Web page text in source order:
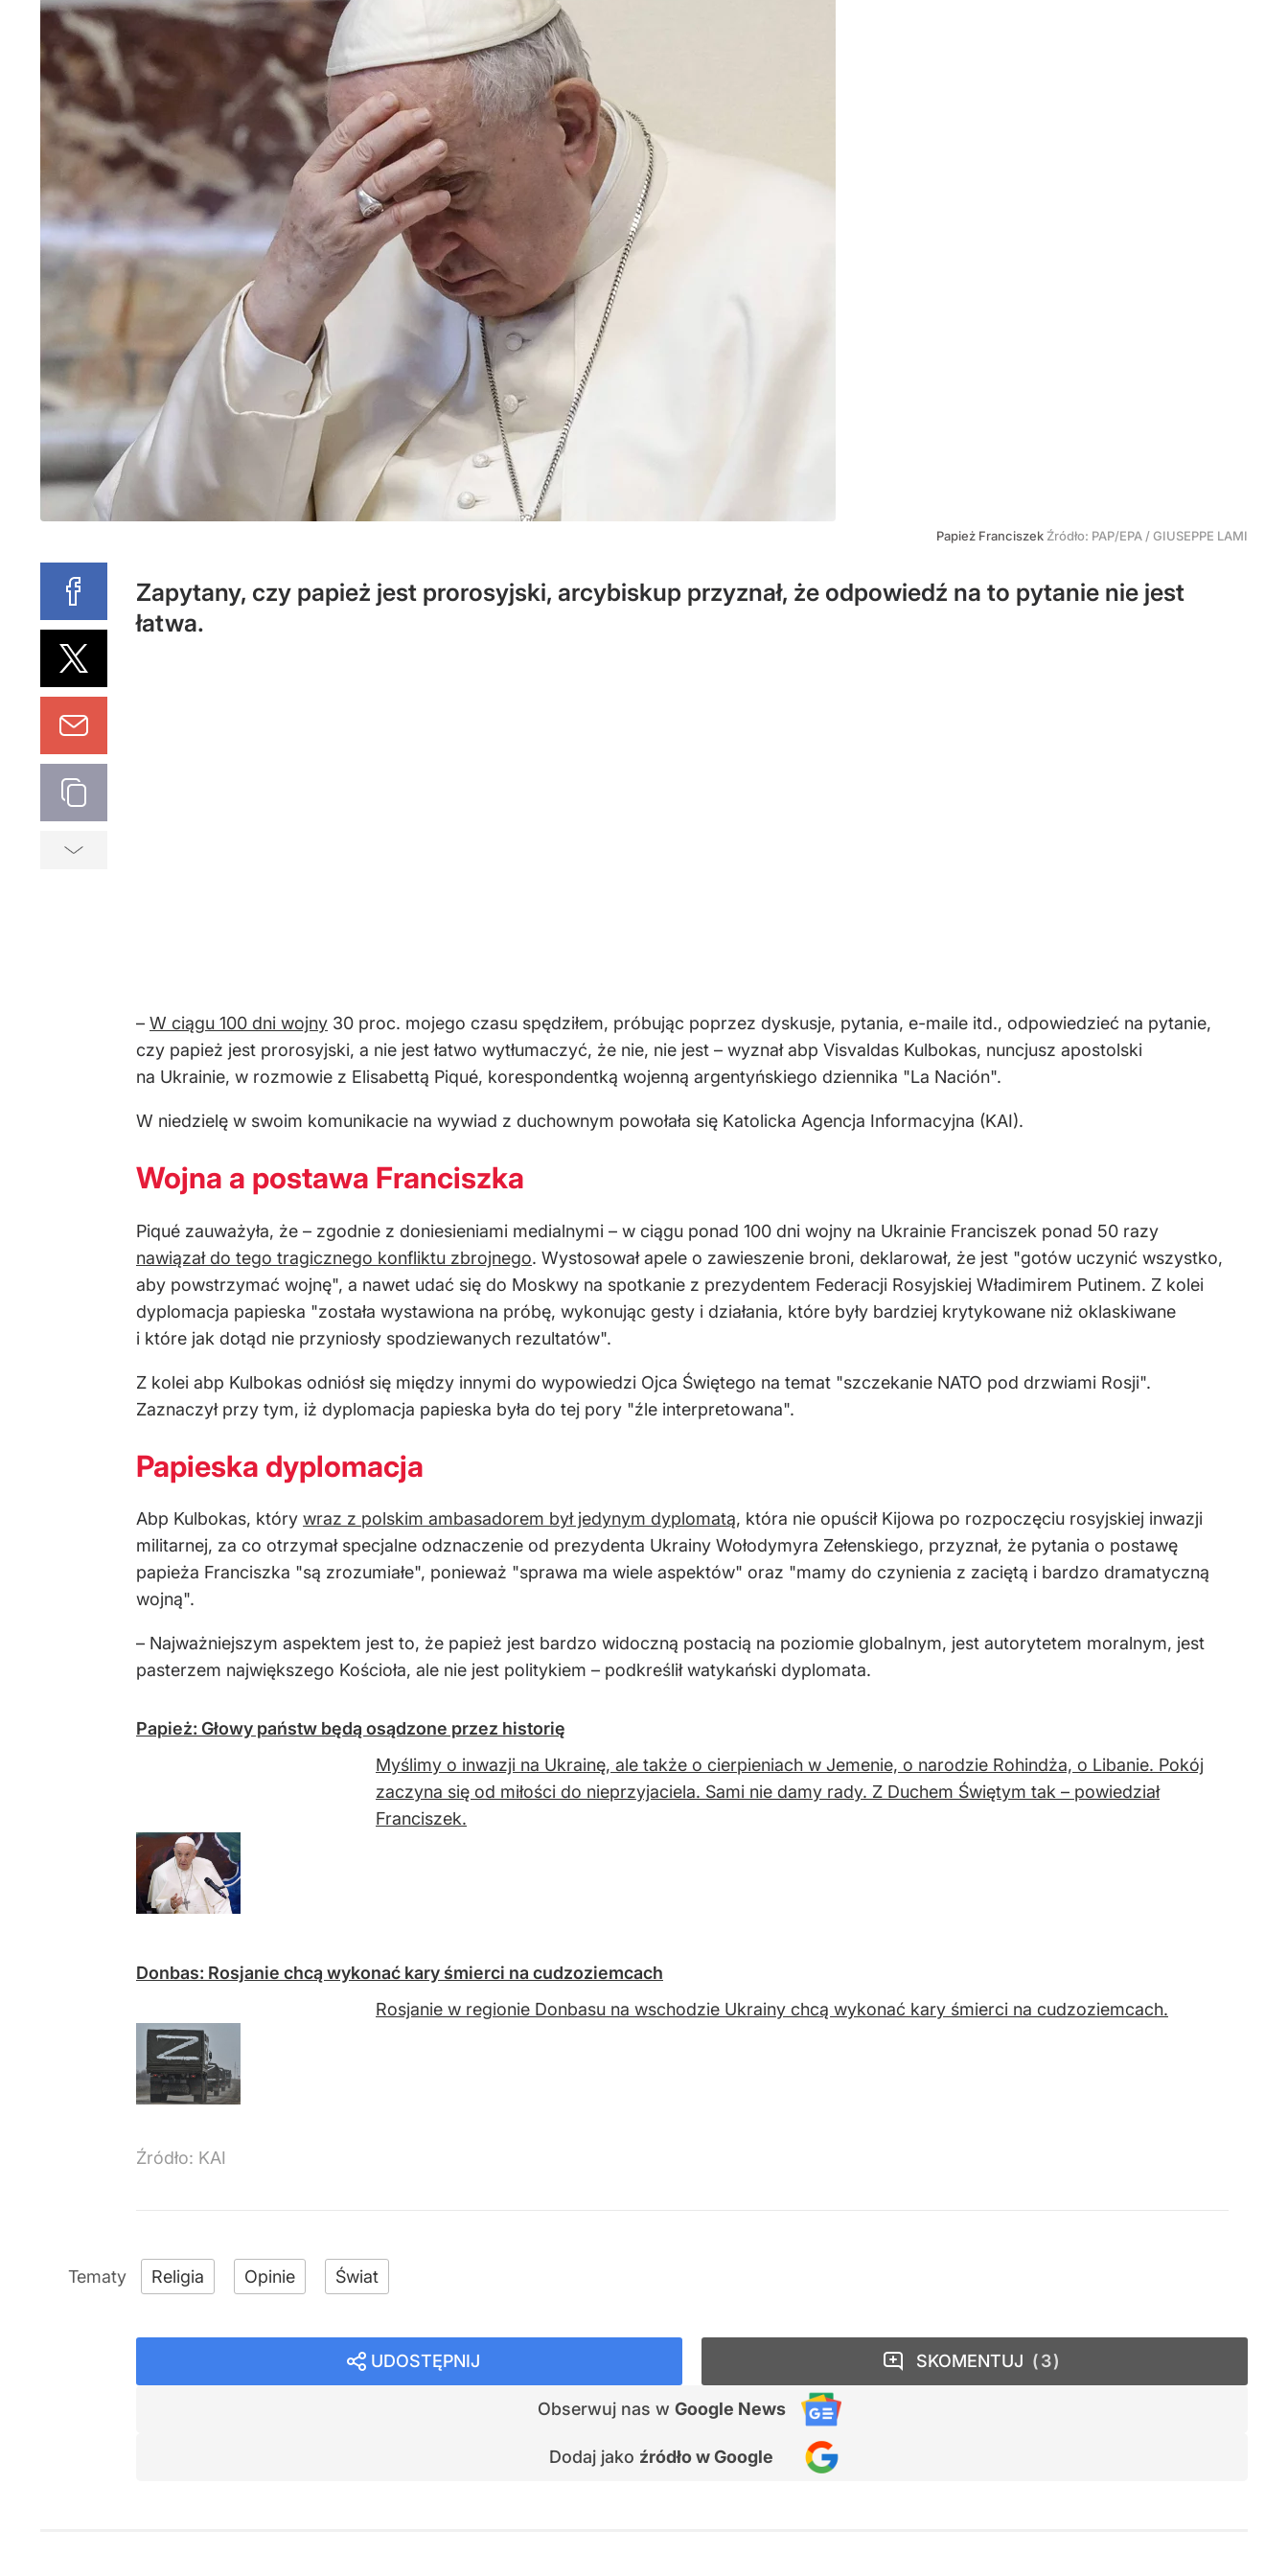
Papież Franciszek Źródło: PAP/EPA /GIUSEPPE LAMI
Zapytany, czy papież jest prorosyjski, arcybiskup przyznał, że odpowiedź na to pytanie nie jest
łatwa.
– W ciągu 100 dni wojny 30 proc. mojego czasu spędziłem, próbując poprzez dyskusje, pytania, e-maile itd., odpowiedzieć na pytanie,
czy papież jest prorosyjski, a nie jest łatwo wytłumaczyć, że nie, nie jest – wyznał abp Visvaldas Kulbokas, nuncjusz apostolski
na Ukrainie, w rozmowie z Elisabettą Piqué, korespondentką wojenną argentyńskiego dziennika "La Nación".
W niedzielę w swoim komunikacie na wywiad z duchownym powołała się Katolicka Agencja Informacyjna (KAI).
Wojna a postawa Franciszka
Piqué zauważyła, że – zgodnie z doniesieniami medialnymi – w ciągu ponad 100 dni wojny na Ukrainie Franciszek ponad 50 razy
nawiązał do tego tragicznego konfliktu zbrojnego. Wystosował apele o zawieszenie broni, deklarował, że jest "gotów uczynić wszystko,
aby powstrzymać wojnę", a nawet udać się do Moskwy na spotkanie z prezydentem Federacji Rosyjskiej Władimirem Putinem. Z kolei
dyplomacja papieska "została wystawiona na próbę, wykonując gesty i działania, które były bardziej krytykowane niż oklaskiwane
i które jak dotąd nie przyniosły spodziewanych rezultatów".
Z kolei abp Kulbokas odniósł się między innymi do wypowiedzi Ojca Świętego na temat "szczekanie NATO pod drzwiami Rosji".
Zaznaczył przy tym, iż dyplomacja papieska była do tej pory "źle interpretowana".
Papieska dyplomacja
Abp Kulbokas, który wraz z polskim ambasadorem był jedynym dyplomatą, która nie opuścił Kijowa po rozpoczęciu rosyjskiej inwazji
militarnej, za co otrzymał specjalne odznaczenie od prezydenta Ukrainy Wołodymyra Zełenskiego, przyznał, że pytania o postawę
papieża Franciszka "są zrozumiałe", ponieważ "sprawa ma wiele aspektów" oraz "mamy do czynienia z zaciętą i bardzo dramatyczną
wojną".
– Najważniejszym aspektem jest to, że papież jest bardzo widoczną postacią na poziomie globalnym, jest autorytetem moralnym, jest
pasterzem największego Kościoła, ale nie jest politykiem – podkreślił watykański dyplomata.
Papież: Głowy państw będą osądzone przez historię
Myślimy o inwazji na Ukrainę, ale także o cierpieniach w Jemenie, o narodzie Rohindża, o Libanie. Pokój
zaczyna się od miłości do nieprzyjaciela. Sami nie damy rady. Z Duchem Świętym tak – powiedział
Franciszek.
Donbas: Rosjanie chcą wykonać kary śmierci na cudzoziemcach
Rosjanie w regionie Donbasu na wschodzie Ukrainy chcą wykonać kary śmierci na cudzoziemcach.
Źródło: KAI
Religia Opinie Świat
UDOSTĘPNIJ
Obserwuj nas w Google News
Dodaj jako źródło w Google
SKOMENTUJ 3